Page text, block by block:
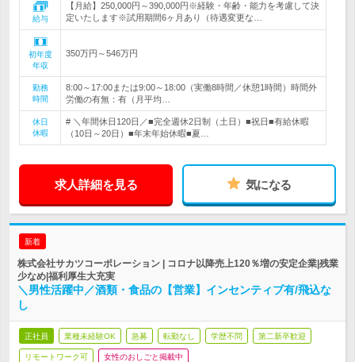
給与
【月給】250,000円～390,000円※経験・年齢・能力を考慮して決
定いたします※試用期間6ヶ月あり（待遇変更な…
初年度
年収
350万円～546万円
勤務
時間
8:00～17:00または9:00～18:00（実働8時間／休憩1時間）時間外
労働の有無：有（月平均…
休日
休暇
# ＼年間休日120日／■完全週休2日制（土日）■祝日■有給休暇
（10日～20日）■年末年始休暇■夏…
求人詳細を見る 気になる
新着
株式会社サカツコーポレーション | コロナ以降売上120％増の安定企業|残業
少なめ|福利厚生大充実
＼男性活躍中／酒類・食品の【営業】インセンティブ有/飛込な
し
正社員 業種未経験OK 急募 転勤なし 学歴不問 第二新卒歓迎
リモートワーク可 女性のおしごと掲載中